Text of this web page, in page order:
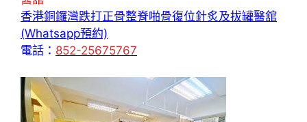
香港銅鑼灣跌打正骨整脊啪骨復位針炙及拔罐醫舘
(Whatsapp預約)
電話： 852-25675767